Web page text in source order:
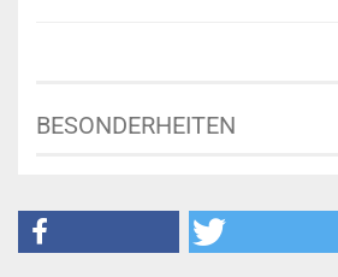
BESONDERHEITEN